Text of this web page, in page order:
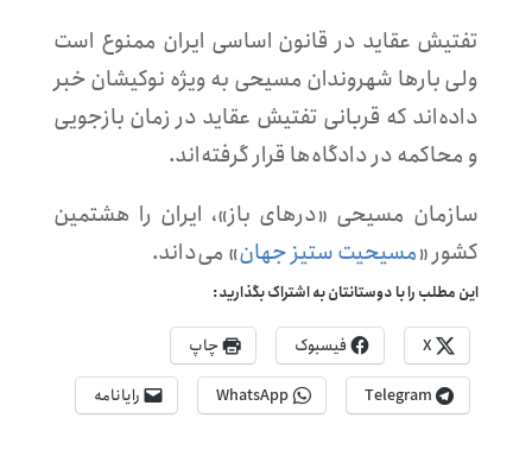
تفتیش عقاید در قانون اساسی ایران ممنوع است
ولی بارها شهروندان مسیحی به ویژه نوکیشان خبر
داده‌اند که قربانی تفتیش عقاید در زمان بازجویی
و محاکمه در دادگاه‌ها قرار گرفته‌اند.
سازمان مسیحی «درهای باز»، ایران را هشتمین
کشور «مسیحیت ستیز جهان» می‌داند.
این مطلب را با دوستانتان به اشتراک بگذارید:
X فیسبوک
چاپ
Telegram
WhatsApp رایانامه